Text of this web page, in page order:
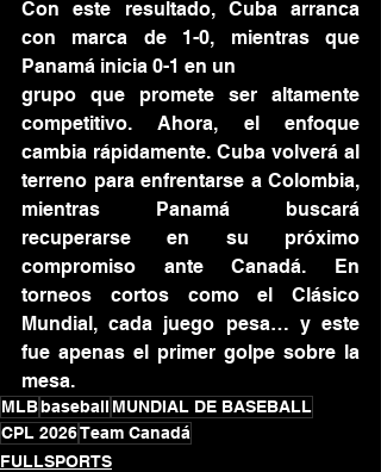
Con este resultado, Cuba arranca
con marca de 1-0, mientras que
Panamá inicia 0-1 en un
grupo que promete ser altamente
competitivo. Ahora, el enfoque
cambia rápidamente. Cuba volverá al
terreno para enfrentarse a Colombia,
mientras Panamá buscará
recuperarse en su próximo
compromiso ante Canadá. En
torneos cortos como el Clásico
Mundial, cada juego pesa… y este
fue apenas el primer golpe sobre la
mesa.
MLBbaseball MUNDIAL DE BASEBALL
CPL 2026Team Canadá
FULLSPORTS